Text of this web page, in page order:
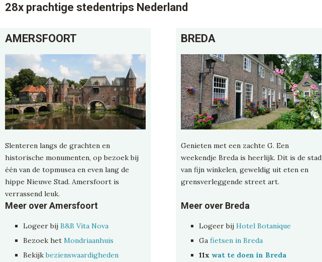
28x prachtige stedentrips Nederland
AMERSFOORT
Slenteren langs de grachten en
historische monumenten, op bezoek bij
één van de topmusea en even lang de
hippe Nieuwe Stad. Amersfoort is
verrassend leuk.
Meer over Amersfoort
Logeer bij B&B Vita Nova
Bezoek het Mondriaanhuis
Bekijkbezienswaardigheden
BREDA
Genieten met een zachte G. Een
weekendje Breda is heerlijk. Dit is de stad
van fijn winkelen, geweldig uit eten en
grensverleggende street art.
Meer over Breda
Logeer bij Hotel Botanique
Ga fietsen in Breda
11x wat te doen in Breda